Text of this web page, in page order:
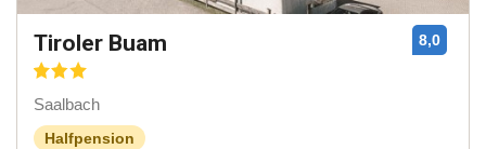
Tiroler Buam
Saalbach
Halfpension
8,0